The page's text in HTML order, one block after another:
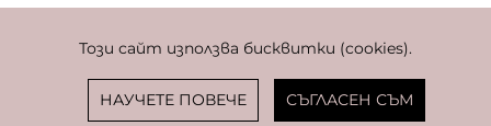
Този сайт използва бисквитки (cookies).
НАУЧЕТЕ ПОВЕЧЕ СЪГЛАСЕН СЪМ
Фиксиран курс за превалутиране: 1 EUR = 1,95583 BGN